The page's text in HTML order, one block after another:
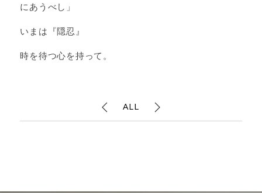
にあうべし」
いまは『隠忍』
時を待つ心を持って。
ALL